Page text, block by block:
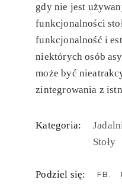
gdy nie jest
funkcjonalności
funkcjonalność i
niektórych osób
może być
zintegrowania z
Kategoria:
Stoły
Podziel się: FB